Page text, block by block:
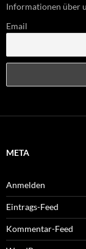
Informationen über
Email
META
Anmelden
Eintrags-Feed
Kommentar-Feed